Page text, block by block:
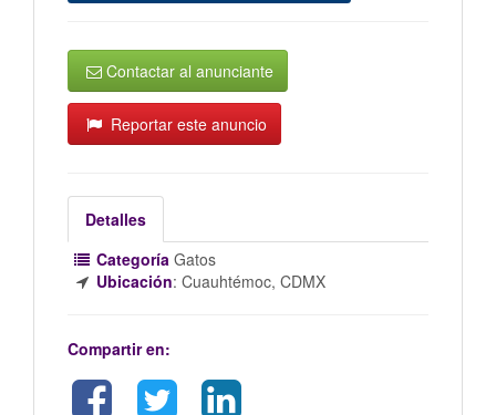
Contactar al anunciante
Reportar este anuncio
Detalles
Categoría Gatos
Ubicación:Cuauhtémoc, CDMX
Compartir en: